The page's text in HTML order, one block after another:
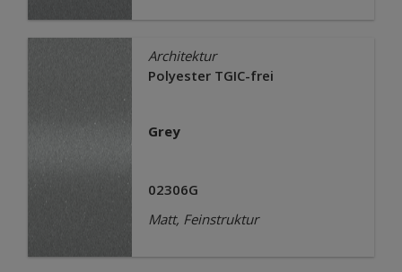
Architektur
Polyester TGIC-frei
Grey
02306G
Matt, Feinstruktur